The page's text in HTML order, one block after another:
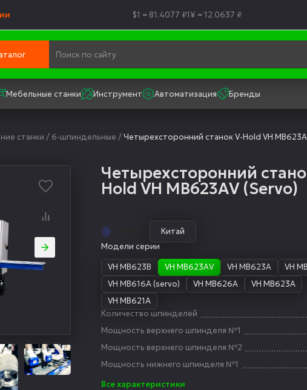
$1 = 81.4077 ₽1¥ = 12.0637 ₽
Мебельные станки Инструмент Автоматизация Бренды
станки / 6-шпиндельные /Четырехсторонний станок V-Hold VH
Четырехсторонний
Hold VH MВ623АV (Servo)
Китай
Модели серии
VH MВ623B
VH MВ623АV VH MВ623А
VH
VH MB616А (servo)
VH MB626A
VH MB623A
VH MB621A
Количество шпинделей
Мощность верхнего шпинделя №1
Мощность верхнего шпинделя №2
Мощность нижнего шпинделя №1
Все характеристики